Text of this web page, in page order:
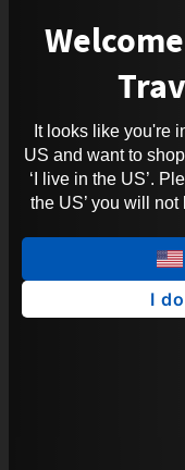
It looks like you're
US and want to
‘I live in the US’.
the US’ you will
I